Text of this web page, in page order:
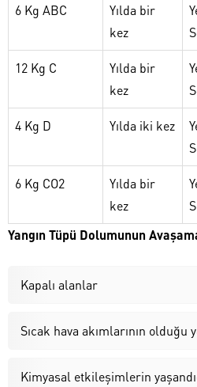
6 Kg ABC
Yılda bir
kez
12 Kg C
Yılda bir
kez
4 Kg D Yılda iki kez
6 Kg CO2
Yılda bir
kez
Yangın Tüpü Dolumunun
Kapalı alanlar
Sıcak hava akımlarının olduğu
Kimyasal etkileşimlerin